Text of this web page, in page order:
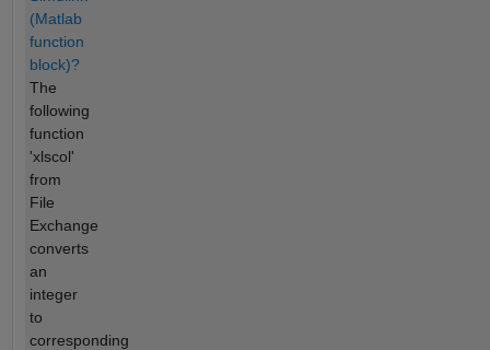
(Matlab
function
block)?
The
following
function
'xlscol'
from
File
Exchange
converts
an
integer
to
corresponding